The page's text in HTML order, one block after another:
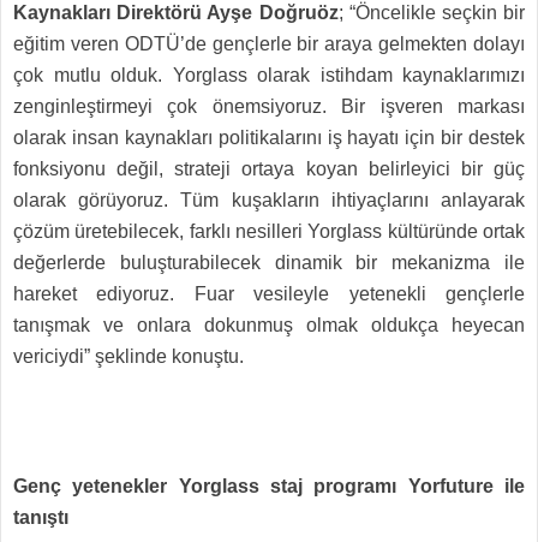
Kaynakları Direktörü Ayşe Doğruöz; “Öncelikle seçkin bir
eğitim veren ODTÜ’de gençlerle bir araya gelmekten dolayı
çok mutlu olduk. Yorglass olarak istihdam kaynaklarımızı
zenginleştirmeyi çok önemsiyoruz. Bir işveren markası
olarak insan kaynakları politikalarını iş hayatı için bir destek
fonksiyonu değil, strateji ortaya koyan belirleyici bir güç
olarak görüyoruz. Tüm kuşakların ihtiyaçlarını anlayarak
çözüm üretebilecek, farklı nesilleri Yorglass kültüründe ortak
değerlerde buluşturabilecek dinamik bir mekanizma ile
hareket ediyoruz. Fuar vesileyle yetenekli gençlerle
tanışmak ve onlara dokunmuş olmak oldukça heyecan
vericiydi” şeklinde konuştu.
Genç yetenekler Yorglass staj programı Yorfuture ile
tanıştı